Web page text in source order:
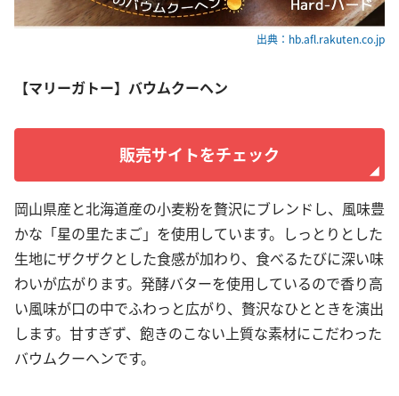
出典：hb.afl.rakuten.co.jp
【マリーガトー】バウムクーヘン
販売サイトをチェック
岡山県産と北海道産の小麦粉を贅沢にブレンドし、風味豊
かな「星の里たまご」を使用しています。しっとりとした
生地にザクザクとした食感が加わり、食べるたびに深い味
わいが広がります。発酵バターを使用しているので香り高
い風味が口の中でふわっと広がり、贅沢なひとときを演出
します。甘すぎず、飽きのこない上質な素材にこだわった
バウムクーヘンです。